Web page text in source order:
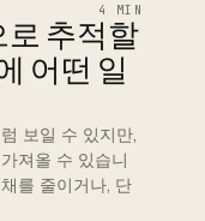
4 MIN
로 추적할
어떤 일
보일 수 있지만,
져올 수 있습니
를 줄이거나, 단